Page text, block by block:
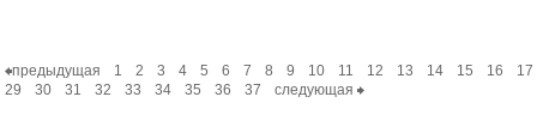
предыдущая 1 2 3 4 5 6 7 8 9 10 11 12 13 14 15 16
17
29
30 31 32 33 34 35 36 37 следующая